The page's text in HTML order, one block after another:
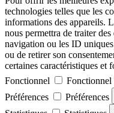
technologies telles que les
informations des appareils.
nous permettra de traiter
navigation ou les ID
ou de retirer son
certaines caractéristiques et
Fonctionnel
Fonctionnel
Préférences
Préférences